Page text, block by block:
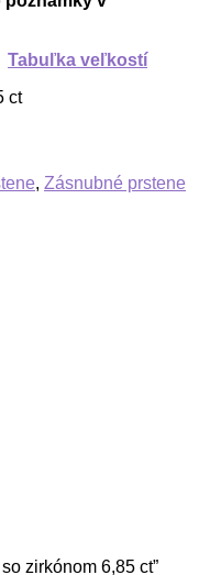
Tabuľka veľkostí
ct
, Zásnubné prstene
zirkónom 6,85 ct”